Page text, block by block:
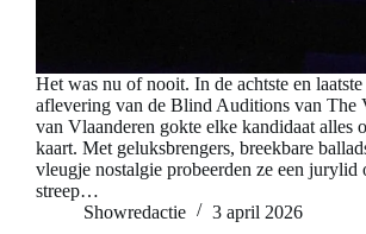
Het was nu of nooit. In de achtste en laatste
aflevering van de Blind Auditions van The
van Vlaanderen gokte elke kandidaat alles
kaart. Met geluksbrengers, breekbare
vleugje nostalgie probeerden ze een jurylid
streep…
Showredactie
3 april 2026